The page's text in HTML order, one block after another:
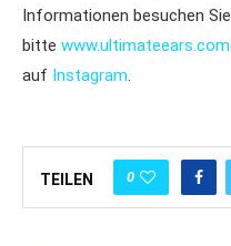
Informationen besuchen Sie
bitte www.ultimateears.com
auf Instagram.
TEILEN 0